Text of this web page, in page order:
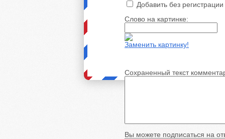
Добавить без регистрации
Слово на картинке:
Заменить картинку!
Сохраненный текст
Вы можете подписаться на